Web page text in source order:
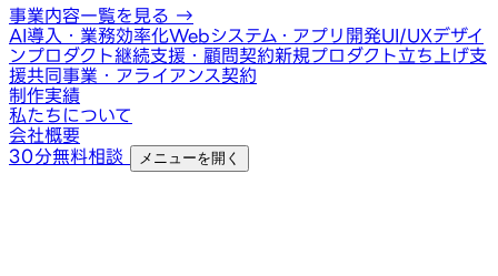
事業内容一覧を見る →
AI導入・業務効率化Webシステム・アプリ開発UI/UXデザイ
ンプロダクト継続支援・顧問契約新規プロダクト立ち上げ支
援共同事業・アライアンス契約
制作実績
私たちについて
会社概要
30分無料相談
メニューを開く